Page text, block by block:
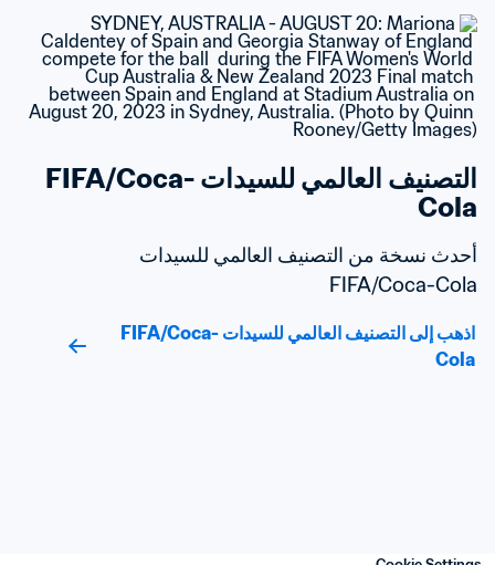
التصنيف العالمي للسيدات FIFA/Coca-
Cola
FIFA/Coca-Cola
اذهب إلى التصنيف العالمي للسيدات FIFA/Coca-
Cola